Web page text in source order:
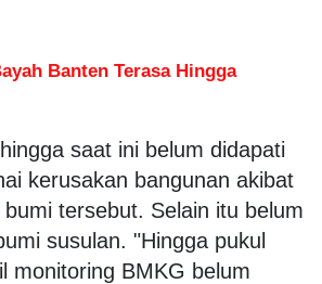
Banten Terasa Hingga
saat ini belum didapati
kerusakan bangunan akibat
tersebut. Selain itu belum
susulan. "Hingga pukul
monitoring BMKG belum